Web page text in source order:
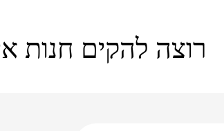
רוצה להקים חנות